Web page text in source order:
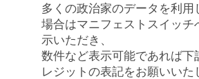
多くの政治家のデータを利用
場合はマニフェストスイッチ
示いただき、
数件など表示可能であれば下
レジットの表記をお願いいた